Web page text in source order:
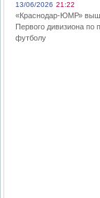
13/06/2026 21:22
«Краснодар-ЮМР»
Первого дивизиона по
футболу